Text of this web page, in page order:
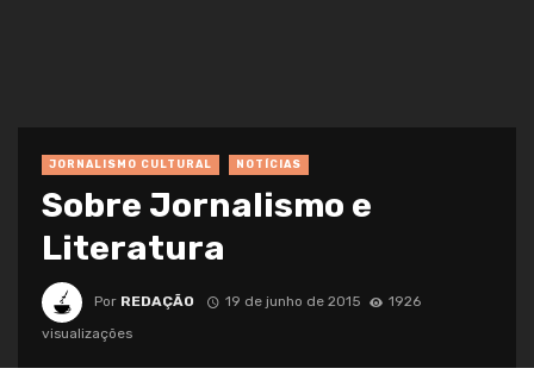
JORNALISMO CULTURAL NOTÍCIAS
Sobre Jornalismo e
Literatura
Por REDAÇÃO 19 de junho de 2015
1926
visualizações